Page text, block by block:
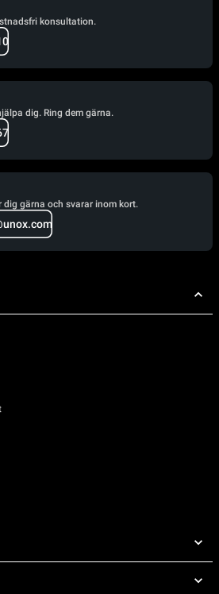
konsultation.
dig. Ring dem gärna.
gärna och svarar inom kort.